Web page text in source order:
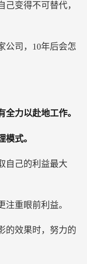
变得不可替代，
公司，10年后会怎
力以赴地工作。
式。
自己的利益最大
重眼前利益。
的效果时，努力的